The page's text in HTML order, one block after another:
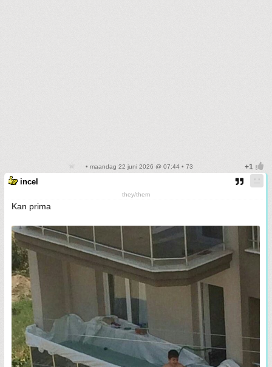
• maandag 22 juni 2026 @ 07:44 • 73
incel
they/them
Kan prima